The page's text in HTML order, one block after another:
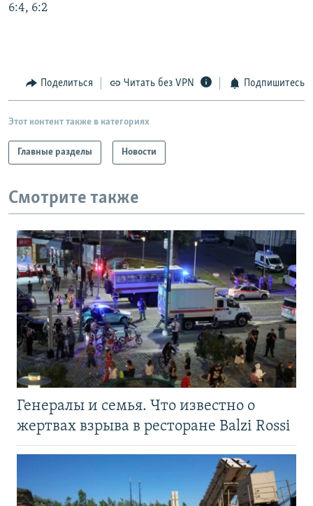
6:4, 6:2
Поделиться Читать без VPN Подпишитесь
Этот контент также в категориях
Главные разделы Новости
Смотрите также
Генералы и семья. Что известно о
жертвах взрыва в ресторане Balzi Rossi